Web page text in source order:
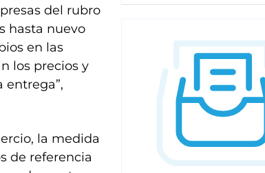
del rubro
hasta nuevo
en las
los precios y
entrega”,
la medida
de referencia